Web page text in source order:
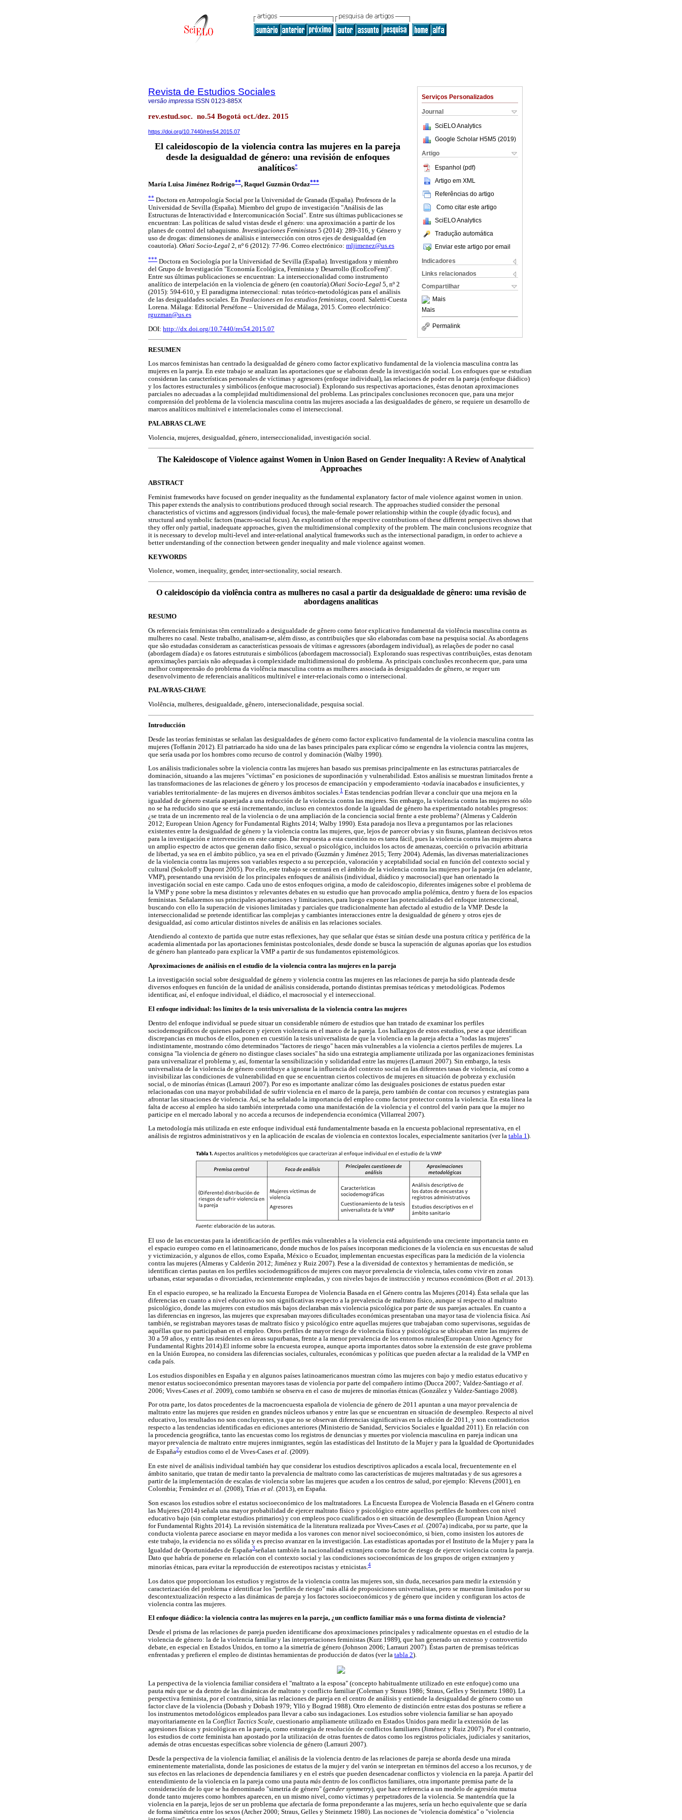
Serviços Personalizados
Journal
SciELO Analytics
Google Scholar H5M5 (2019)
Artigo
Espanhol (pdf)
Artigo em XML
Referências do artigo
Como citar este artigo
SciELO Analytics
Tradução automática
Enviar este artigo por email
Indicadores
Links relacionados
Compartilhar
Mais
Mais
Permalink
Revista de Estudios Sociales
versão impressa ISSN 0123-885X
rev.estud.soc. no.54 Bogotá oct./dez. 2015
https://doi.org/10.7440/res54.2015.07
El caleidoscopio de la violencia contra las mujeres en la pareja
desde la desigualdad de género: una revisión de enfoques
analíticos*
María Luisa Jiménez Rodrigo**, Raquel Guzmán Ordaz***
** Doctora en Antropología Social por la Universidad de Granada (España). Profesora de la
Universidad de Sevilla (España). Miembro del grupo de investigación "Análisis de las
Estructuras de Interactividad e Intercomunicación Social". Entre sus últimas publicaciones se
encuentran: Las políticas de salud vistas desde el género: una aproximación a partir de los
planes de control del tabaquismo. Investigaciones Feministas 5 (2014): 289-316, y Género y
uso de drogas: dimensiones de análisis e intersección con otros ejes de desigualdad (en
coautoría). Oñati Socio-Legal 2, nº 6 (2012): 77-96. Correo electrónico: mljimenez@us.es
*** Doctora en Sociología por la Universidad de Sevilla (España). Investigadora y miembro
del Grupo de Investigación "Economía Ecológica, Feminista y Desarrollo (EcoEcoFem)".
Entre sus últimas publicaciones se encuentran: La interseccionalidad como instrumento
analítico de interpelación en la violencia de género (en coautoría).Oñati Socio-Legal 5, nº 2
(2015): 594-610, y El paradigma interseccional: rutas teórico-metodológicas para el análisis
de las desigualdades sociales. En Traslaciones en los estudios feministas, coord. Saletti-Cuesta
Lorena. Málaga: Editorial Perséfone – Universidad de Málaga, 2015. Correo electrónico:
rguzman@us.es
DOI: http://dx.doi.org/10.7440/res54.2015.07
RESUMEN
Los marcos feministas han centrado la desigualdad de género como factor explicativo fundamental de la violencia masculina contra las
mujeres en la pareja. En este trabajo se analizan las aportaciones que se elaboran desde la investigación social. Los enfoques que se estudian
consideran las características personales de víctimas y agresores (enfoque individual), las relaciones de poder en la pareja (enfoque diádico)
y los factores estructurales y simbólicos (enfoque macrosocial). Explorando sus respectivas aportaciones, éstas denotan aproximaciones
parciales no adecuadas a la complejidad multidimensional del problema. Las principales conclusiones reconocen que, para una mejor
comprensión del problema de la violencia masculina contra las mujeres asociada a las desigualdades de género, se requiere un desarrollo de
marcos analíticos multinivel e interrelacionales como el interseccional.
PALABRAS CLAVE
Violencia, mujeres, desigualdad, género, interseccionalidad, investigación social.
The Kaleidoscope of Violence against Women in Union Based on Gender Inequality: A Review of Analytical
Approaches
ABSTRACT
Feminist frameworks have focused on gender inequality as the fundamental explanatory factor of male violence against women in union.
This paper extends the analysis to contributions produced through social research. The approaches studied consider the personal
characteristics of victims and aggressors (individual focus), the male-female power relationship within the couple (dyadic focus), and
structural and symbolic factors (macro-social focus). An exploration of the respective contributions of these different perspectives shows that
they offer only partial, inadequate approaches, given the multidimensional complexity of the problem. The main conclusions recognize that
it is necessary to develop multi-level and inter-relational analytical frameworks such as the intersectional paradigm, in order to achieve a
better understanding of the connection between gender inequality and male violence against women.
KEYWORDS
Violence, women, inequality, gender, inter-sectionality, social research.
O caleidoscópio da violência contra as mulheres no casal a partir da desigualdade de gênero: uma revisão de
abordagens analíticas
RESUMO
Os referenciais feministas têm centralizado a desigualdade de gênero como fator explicativo fundamental da violência masculina contra as
mulheres no casal. Neste trabalho, analisam-se, além disso, as contribuições que são elaboradas com base na pesquisa social. As abordagens
que são estudadas consideram as características pessoais de vítimas e agressores (abordagem individual), as relações de poder no casal
(abordagem díada) e os fatores estruturais e simbólicos (abordagem macrossocial). Explorando suas respectivas contribuições, estas denotam
aproximações parciais não adequadas à complexidade multidimensional do problema. As principais conclusões reconhecem que, para uma
melhor compreensão do problema da violência masculina contra as mulheres associada às desigualdades de gênero, se requer um
desenvolvimento de referenciais analíticos multinível e inter-relacionais como o intersecional.
PALAVRAS-CHAVE
Violência, mulheres, desigualdade, gênero, intersecionalidade, pesquisa social.
Introducción
Desde las teorías feministas se señalan las desigualdades de género como factor explicativo fundamental de la violencia masculina contra las
mujeres (Toffanin 2012). El patriarcado ha sido una de las bases principales para explicar cómo se engendra la violencia contra las mujeres,
que sería usada por los hombres como recurso de control y dominación (Walby 1990).
Los análisis tradicionales sobre la violencia contra las mujeres han basado sus premisas principalmente en las estructuras patriarcales de
dominación, situando a las mujeres "víctimas" en posiciones de supordinación y vulnerabilidad. Estos análisis se muestran limitados frente a
las transformaciones de las relaciones de género y los procesos de emancipación y empoderamiento -todavía inacabados e insuficientes, y
variables territorialmente- de las mujeres en diversos ámbitos sociales.1 Estas tendencias podrían llevar a concluir que una mejora en la
igualdad de género estaría aparejada a una reducción de la violencia contra las mujeres. Sin embargo, la violencia contra las mujeres no sólo
no se ha reducido sino que se está incrementando, incluso en contextos donde la igualdad de género ha experimentado notables progresos:
¿se trata de un incremento real de la violencia o de una ampliación de la conciencia social frente a este problema? (Almeras y Calderón
2012; European Union Agency for Fundamental Rights 2014; Walby 1990). Esta paradoja nos lleva a preguntarnos por las relaciones
existentes entre la desigualdad de género y la violencia contra las mujeres, que, lejos de parecer obvias y sin fisuras, plantean decisivos retos
para la investigación e intervención en este campo. Dar respuesta a esta cuestión no es tarea fácil, pues la violencia contra las mujeres abarca
un amplio espectro de actos que generan daño físico, sexual o psicológico, incluidos los actos de amenazas, coerción o privación arbitraria
de libertad, ya sea en el ámbito público, ya sea en el privado (Guzmán y Jiménez 2015; Terry 2004). Además, las diversas materializaciones
de la violencia contra las mujeres son variables respecto a su percepción, valoración y aceptabilidad social en función del contexto social y
cultural (Sokoloff y Dupont 2005). Por ello, este trabajo se centrará en el ámbito de la violencia contra las mujeres por la pareja (en adelante,
VMP), presentando una revisión de los principales enfoques de análisis (individual, diádico y macrosocial) que han orientado la
investigación social en este campo. Cada uno de estos enfoques origina, a modo de caleidoscopio, diferentes imágenes sobre el problema de
la VMP y pone sobre la mesa distintos y relevantes debates en su estudio que han provocado amplia polémica, dentro y fuera de los espacios
feministas. Señalaremos sus principales aportaciones y limitaciones, para luego exponer las potencialidades del enfoque interseccional,
buscando con ello la superación de visiones limitadas y parciales que tradicionalmente han afectado al estudio de la VMP. Desde la
interseccionalidad se pretende identificar las complejas y cambiantes interacciones entre la desigualdad de género y otros ejes de
desigualdad, así como articular distintos niveles de análisis en las relaciones sociales.
Atendiendo al contexto de partida que nutre estas reflexiones, hay que señalar que éstas se sitúan desde una postura crítica y periférica de la
academia alimentada por las aportaciones feministas postcoloniales, desde donde se busca la superación de algunas aporías que los estudios
de género han planteado para explicar la VMP a partir de sus fundamentos epistemológicos.
Aproximaciones de análisis en el estudio de la violencia contra las mujeres en la pareja
La investigación social sobre desigualdad de género y violencia contra las mujeres en las relaciones de pareja ha sido planteada desde
diversos enfoques en función de la unidad de análisis considerada, portando distintas premisas teóricas y metodológicas. Podemos
identificar, así, el enfoque individual, el diádico, el macrosocial y el interseccional.
El enfoque individual: los límites de la tesis universalista de la violencia contra las mujeres
Dentro del enfoque individual se puede situar un considerable número de estudios que han tratado de examinar los perfiles
sociodemográficos de quienes padecen y ejercen violencia en el marco de la pareja. Los hallazgos de estos estudios, pese a que identifican
discrepancias en muchos de ellos, ponen en cuestión la tesis universalista de que la violencia en la pareja afecta a "todas las mujeres"
indistintamente, mostrando cómo determinados "factores de riesgo" hacen más vulnerables a la violencia a ciertos perfiles de mujeres. La
consigna "la violencia de género no distingue clases sociales" ha sido una estrategia ampliamente utilizada por las organizaciones feministas
para universalizar el problema y, así, fomentar la sensibilización y solidaridad entre las mujeres (Larrauri 2007). Sin embargo, la tesis
universalista de la violencia de género contribuye a ignorar la influencia del contexto social en las diferentes tasas de violencia, así como a
invisibilizar las condiciones de vulnerabilidad en que se encuentran ciertos colectivos de mujeres en situación de pobreza y exclusión
social, o de minorías étnicas (Larrauri 2007). Por eso es importante analizar cómo las desiguales posiciones de estatus pueden estar
relacionadas con una mayor probabilidad de sufrir violencia en el marco de la pareja, pero también de contar con recursos y estrategias para
afrontar las situaciones de violencia. Así, se ha señalado la importancia del empleo como factor protector contra la violencia. En esta línea la
falta de acceso al empleo ha sido también interpretada como una manifestación de la violencia y el control del varón para que la mujer no
participe en el mercado laboral y no acceda a recursos de independencia económica (Villarreal 2007).
La metodología más utilizada en este enfoque individual está fundamentalmente basada en la encuesta poblacional representativa, en el
análisis de registros administrativos y en la aplicación de escalas de violencia en contextos locales, especialmente sanitarios (ver la tabla 1).
El uso de las encuestas para la identificación de perfiles más vulnerables a la violencia está adquiriendo una creciente importancia tanto en
el espacio europeo como en el latinoamericano, donde muchos de los países incorporan mediciones de la violencia en sus encuestas de salud
y victimización, y algunos de ellos, como España, México o Ecuador, implementan encuestas específicas para la medición de la violencia
contra las mujeres (Almeras y Calderón 2012; Jiménez y Ruiz 2007). Pese a la diversidad de contextos y herramientas de medición, se
identifican ciertas pautas en los perfiles sociodemográficos de mujeres con mayor prevalencia de violencia, tales como vivir en zonas
urbanas, estar separadas o divorciadas, recientemente empleadas, y con niveles bajos de instrucción y recursos económicos (Bott et al. 2013).
En el espacio europeo, se ha realizado la Encuesta Europea de Violencia Basada en el Género contra las Mujeres (2014). Ésta señala que las
diferencias en cuanto a nivel educativo no son significativas respecto a la prevalencia de maltrato físico, aunque sí respecto al maltrato
psicológico, donde las mujeres con estudios más bajos declaraban más violencia psicológica por parte de sus parejas actuales. En cuanto a
las diferencias en ingresos, las mujeres que expresaban mayores dificultades económicas presentaban una mayor tasa de violencia física. Así
también, se registraban mayores tasas de maltrato físico y psicológico entre aquellas mujeres que trabajaban como supervisoras, seguidas de
aquéllas que no participaban en el empleo. Otros perfiles de mayor riesgo de violencia física y psicológica se ubicaban entre las mujeres de
30 a 59 años, y entre las residentes en áreas supurbanas, frente a la menor prevalencia de los entornos rurales(European Union Agency for
Fundamental Rights 2014).El informe sobre la encuesta europea, aunque aporta importantes datos sobre la extensión de este grave problema
en la Unión Europea, no considera las diferencias sociales, culturales, económicas y políticas que pueden afectar a la realidad de la VMP en
cada país.
Los estudios disponibles en España y en algunos países latinoamericanos muestran cómo las mujeres con bajo y medio estatus educativo y
menor estatus socioeconómico presentan mayores tasas de violencia por parte del compañero íntimo (Ducca 2007; Valdez-Santiago et al
2006; Vives-Cases et al . 2009), como también se observa en el caso de mujeres de minorías étnicas (González y Valdez-Santiago 2008).
Por otra parte, los datos procedentes de la macroencuesta española de violencia de género de 2011 apuntan a una mayor prevalencia de
maltrato entre las mujeres que residen en grandes núcleos urbanos y entre las que se encuentran en situación de desempleo. Respecto al nivel
educativo, los resultados no son concluyentes, ya que no se observan diferencias significativas en la edición de 2011, y son contradictorios
respecto a las tendencias identificadas en ediciones anteriores (Ministerio de Sanidad, Servicios Sociales e Igualdad 2011). En relación con
la procedencia geográfica, tanto las encuestas como los registros de denuncias y muertes por violencia masculina en pareja indican una
mayor prevalencia de maltrato entre mujeres inmigrantes, según las estadísticas del Instituto de la Mujer y para la Igualdad de Oportunidades
de España2y estudios como el de Vives-Cases et al. (2009).
En este nivel de análisis individual también hay que considerar los estudios descriptivos aplicados a escala local, frecuentemente en el
ámbito sanitario, que tratan de medir tanto la prevalencia de maltrato como las características de mujeres maltratadas y de sus agresores a
partir de la implementación de escalas de violencia sobre las mujeres que acuden a los centros de salud, por ejemplo: Klevens (2001), en
Colombia; Fernández et al. (2008), Trías et al. (2013), en España.
Son escasos los estudios sobre el estatus socioeconómico de los maltratadores. La Encuesta Europea de Violencia Basada en el Género contra
las Mujeres (2014) señala una mayor probabilidad de ejercer maltrato físico y psicológico entre aquellos perfiles de hombres con nivel
educativo bajo (sin completar estudios primarios) y con empleos poco cualificados o en situación de desempleo (European Union Agency
for Fundamental Rights 2014). La revisión sistemática de la literatura realizada por Vives-Cases et al. (2007a) indicaba, por su parte, que la
conducta violenta parece asociarse en mayor medida a los varones con menor nivel socioeconómico, si bien, como insisten los autores de
este trabajo, la evidencia no es sólida y es preciso avanzar en la investigación. Las estadísticas aportadas por el Instituto de la Mujer y para la
Igualdad de Oportunidades de España3señalan también la nacionalidad extranjera como factor de riesgo de ejercer violencia contra la pareja.
Dato que habría de ponerse en relación con el contexto social y las condiciones socioeconómicas de los grupos de origen extranjero y
minorías étnicas, para evitar la reproducción de estereotipos racistas y etnicistas.4
Los datos que proporcionan los estudios y registros de la violencia contra las mujeres son, sin duda, necesarios para medir la extensión y
caracterización del problema e identificar los "perfiles de riesgo" más allá de proposiciones universalistas, pero se muestran limitados por su
descontextualización respecto a las dinámicas de pareja y los factores socioeconómicos y de género que inciden y configuran los actos de
violencia contra las mujeres.
El enfoque diádico: la violencia contra las mujeres en la pareja, ¿un conflicto familiar más o una forma distinta de violencia?
Desde el prisma de las relaciones de pareja pueden identificarse dos aproximaciones principales y radicalmente opuestas en el estudio de la
violencia de género: la de la violencia familiar y las interpretaciones feministas (Kurz 1989), que han generado un extenso y controvertido
debate, en especial en Estados Unidos, en torno a la simetría de género (Johnson 2006; Larrauri 2007). Éstas parten de premisas teóricas
enfrentadas y prefieren el empleo de distintas herramientas de producción de datos (ver la tabla 2).
La perspectiva de la violencia familiar considera el "maltrato a la esposa" (concepto habitualmente utilizado en este enfoque) como una
pauta más que se da dentro de las dinámicas de maltrato y conflicto familiar (Coleman y Straus 1986; Straus, Gelles y Steinmetz 1980). La
perspectiva feminista, por el contrario, sitúa las relaciones de pareja en el centro de análisis y entiende la desigualdad de género como un
factor clave de la violencia (Dobash y Dobash 1979; Yllö y Bograd 1988). Otro elemento de distinción entre estas dos posturas se refiere a
los instrumentos metodológicos empleados para llevar a cabo sus indagaciones. Los estudios sobre violencia familiar se han apoyado
mayoritariamente en la Conflict Tactics Scale, cuestionario ampliamente utilizado en Estados Unidos para medir la extensión de las
agresiones físicas y psicológicas en la pareja, como estrategia de resolución de conflictos familiares (Jiménez y Ruiz 2007). Por el contrario,
los estudios de corte feminista han apostado por la utilización de otras fuentes de datos como los registros policiales, judiciales y sanitarios,
además de otras encuestas específicas sobre violencia de género (Larrauri 2007).
Desde la perspectiva de la violencia familiar, el análisis de la violencia dentro de las relaciones de pareja se aborda desde una mirada
eminentemente materialista, donde las posiciones de estatus de la mujer y del varón se interpretan en términos del acceso a los recursos, y de
sus efectos en las relaciones de dependencia familiares y en el estrés que pueden desencadenar conflictos y violencia en la pareja. A partir del
entendimiento de la violencia en la pareja como una pauta más dentro de los conflictos familiares, otra importante premisa parte de la
consideración de lo que se ha denominado "simetría de género" (gender symmetry), que hace referencia a un modelo de agresión mutua
donde tanto mujeres como hombres aparecen, en un mismo nivel, como víctimas y perpetradores de la violencia. Se mantendría que la
violencia en la pareja, lejos de ser un problema que afectaría de forma preponderante a las mujeres, sería un hecho equivalente que se daría
de forma simétrica entre los sexos (Archer 2000; Straus, Gelles y Steinmetz 1980). Las nociones de "violencia doméstica" o "violencia